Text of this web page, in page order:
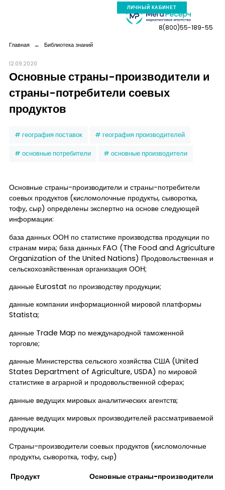
ЛИЧНЫЙ КАБИНЕТ
Компания
Услуги
Новая реальность
Аналитика
8(800)55-189-55
Главная ← Библиотека знаний
12.09.2020
Основные страны-производители и
страны-потребители соевых
продуктов
география поставок география производителей
основные потребители основные производители
Основные страны-производители и страны-потребители
соевых продуктов (кисломолочные продукты, сыворотка,
тофу, сыр) определены экспертно на основе следующей
информации:
база данных ООН по статистике производства продукции по
странам мира; база данных FAO (The Food and Agriculture
Organization of the United Nations) Продовольственная и
сельскохозяйственная организация ООН;
данные Eurostat по производству продукции;
данные компании информационной мировой платформы
Statista;
данные Trade Map по международной таможенной
торговле;
данные Министерства сельского хозяйства США (United
States Department of Agriculture, USDA) по мировой
статистике в аграрной и продовольственной сферах;
данные ведущих мировых аналитических агентств;
данные ведущих мировых производителей рассматриваемой
продукции.
Страны-производители соевых продуктов (кисломолочные
продукты, сыворотка, тофу, сыр)
Продукт
Основные страны-производители